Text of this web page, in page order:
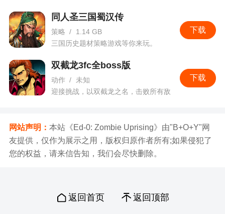
3、在这款galgame中，你又将扮演一个想要成
为正义的伙伴（手动划掉）……的红毛青年
4、玩了有1个多月，结果还是靠着活动才从15
级冲到21级。。。听说别的新人都40多级了。。。
恐怖如斯。
为什么？本来准备通宵的，结果通到一半就炸了，
感谢黑客让我健康生活，我特么谢谢您嘞
贾诩好感度上升至8心
下载
同人圣三国蜀汉传
策略 /
1.14 GB
三国历史题材策略游戏等你来玩。
下载
双截龙3fc全boss版
动作 /
未知
迎接挑战，以双截龙之名，击败所有敌
网站声明： 本站《Ed-0: Zombie Uprising》由"B+O+Y"网
友提供，仅作为展示之用，版权归原作者所有;如果侵犯了
您的权益，请来信告知，我们会尽快删除。
返回首页 返回顶部